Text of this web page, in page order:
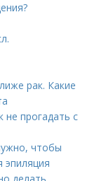
рак. Какие
не прогадать с
чтобы
эпиляция